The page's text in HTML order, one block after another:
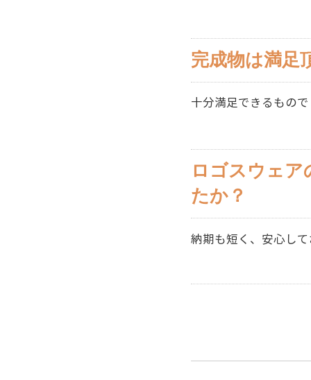
完成物は満足
十分満足できるもの
ロゴスウェア
たか？
納期も短く、安心し